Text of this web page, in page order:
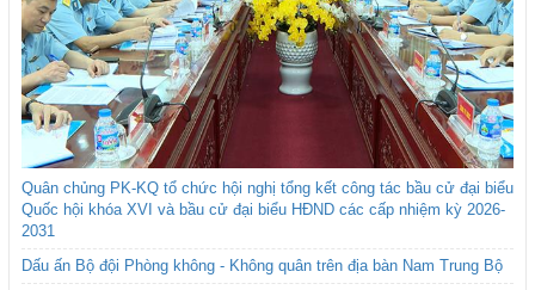
Quân chủng PK-KQ tổ chức hội nghị tổng kết công tác bầu cử đại biểu
Quốc hội khóa XVI và bầu cử đại biểu HĐND các cấp nhiệm kỳ 2026-
2031
Dấu ấn Bộ đội Phòng không - Không quân trên địa bàn Nam Trung Bộ